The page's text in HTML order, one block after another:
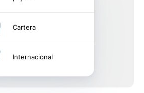
Cartera
Internacional